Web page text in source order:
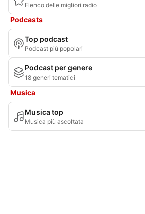
Elenco delle migliori radio
Podcasts
Top podcast
Podcast più popolari
Podcast per genere
18 generi tematici
Musica
Musica top
Musica più ascoltata